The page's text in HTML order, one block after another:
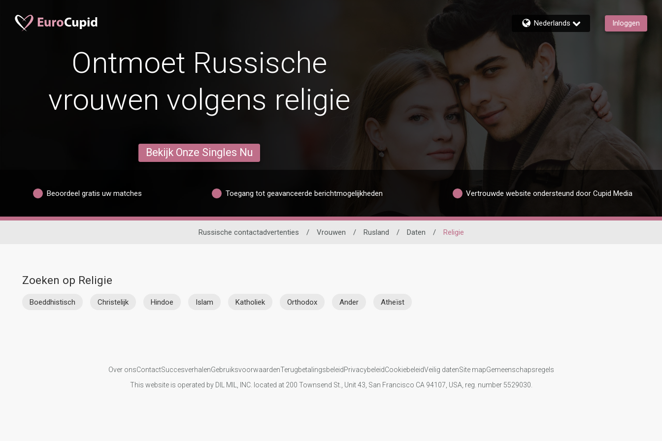
Nederlands Inloggen
Ontmoet Russische
vrouwen volgens religie
Bekijk Onze Singles Nu
Beoordeel gratis uw matches Toegang tot geavanceerde berichtmogelijkheden Vertrouwde website ondersteund door Cupid Media
Russische contactadvertenties / Vrouwen / Rusland / Daten / Religie
Zoeken op Religie
Boeddhistisch Christelijk Hindoe Islam Katholiek Orthodox Ander Atheïst
Over onsContactSuccesverhalenGebruiksvoorwaardenTerugbetalingsbeleidPrivacybeleidCookiebeleidVeilig datenSite mapGemeenschapsregels
This website is operated by DIL MIL, INC. located at 200 Townsend St., Unit 43, San Francisco CA 94107, USA, reg. number 5529030.